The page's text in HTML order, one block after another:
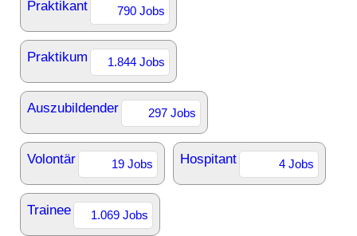
Praktikant 790 Jobs
Praktikum 1.844 Jobs
Auszubildender 297 Jobs
Volontär 19 Jobs Hospitant 4 Jobs
Trainee 1.069 Jobs